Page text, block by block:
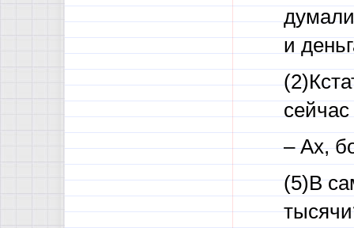
и
– Ах,
(5)В